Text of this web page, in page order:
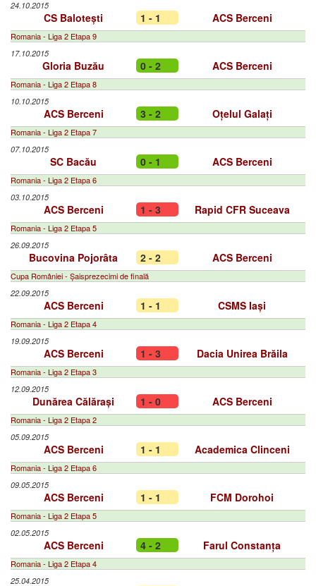
24.10.2015
CS Balotești 1 - 1 ACS Berceni
Romania - Liga 2 Etapa 9
17.10.2015
Gloria Buzău 0 - 2 ACS Berceni
Romania - Liga 2 Etapa 8
10.10.2015
ACS Berceni 3 - 2 Oțelul Galați
Romania - Liga 2 Etapa 7
07.10.2015
SC Bacău 0 - 1 ACS Berceni
Romania - Liga 2 Etapa 6
03.10.2015
ACS Berceni 1 - 3 Rapid CFR Suceava
Romania - Liga 2 Etapa 5
26.09.2015
Bucovina Pojorâta 2 - 2 ACS Berceni
Cupa României - Șaisprezecimi de finală
22.09.2015
ACS Berceni 1 - 1 CSMS Iași
Romania - Liga 2 Etapa 4
19.09.2015
ACS Berceni 1 - 3 Dacia Unirea Brăila
Romania - Liga 2 Etapa 3
12.09.2015
Dunărea Călărași 1 - 0 ACS Berceni
Romania - Liga 2 Etapa 2
05.09.2015
ACS Berceni 1 - 1 Academica Clinceni
Romania - Liga 2 Etapa 6
09.05.2015
ACS Berceni 1 - 1 FCM Dorohoi
Romania - Liga 2 Etapa 5
02.05.2015
ACS Berceni 4 - 2 Farul Constanța
Romania - Liga 2 Etapa 4
25.04.2015